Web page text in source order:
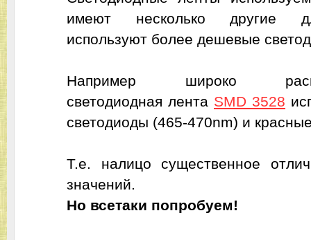
имеют несколько другие
используют более дешевые
Например широко
светодиодная лента SMD 3528
светодиоды (465-470nm) и
Т.е. налицо существенное
значений.
Но всетаки попробуем!